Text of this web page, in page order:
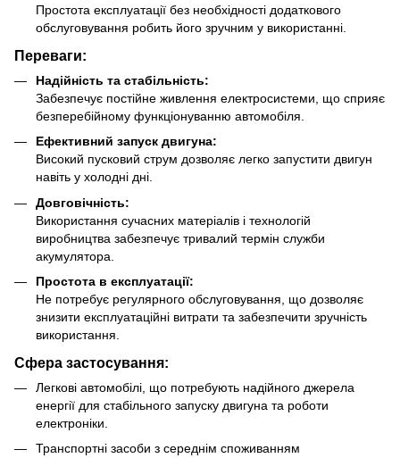
Простота експлуатації без необхідності додаткового
обслуговування робить його зручним у використанні.
Переваги:
Надійність та стабільність:
Забезпечує постійне живлення електросистеми, що сприяє
безперебійному функціонуванню автомобіля.
Ефективний запуск двигуна:
Високий пусковий струм дозволяє легко запустити двигун
навіть у холодні дні.
Довговічність:
Використання сучасних матеріалів і технологій
виробництва забезпечує тривалий термін служби
акумулятора.
Простота в експлуатації:
Не потребує регулярного обслуговування, що дозволяє
знизити експлуатаційні витрати та забезпечити зручність
використання.
Сфера застосування:
Легкові автомобілі, що потребують надійного джерела
енергії для стабільного запуску двигуна та роботи
електроніки.
Транспортні засоби з середнім споживанням